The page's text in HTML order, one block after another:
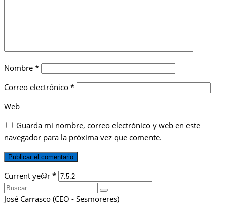
Nombre *
Correo electrónico *
Web
Guarda mi nombre, correo electrónico y web en este
navegador para la próxima vez que comente.
Current ye@r *
Buscar
por:
José Carrasco (CEO - Sesmoreres)